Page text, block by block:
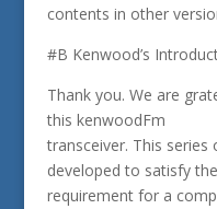
contents in other
#B Kenwood’s
Thank you. We are
this kenwoodFm
transceiver. This
developed to satisfy the
requirement for a